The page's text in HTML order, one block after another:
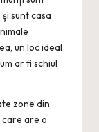
sunt casa
un loc ideal
ar fi schiul
zone din
care are o